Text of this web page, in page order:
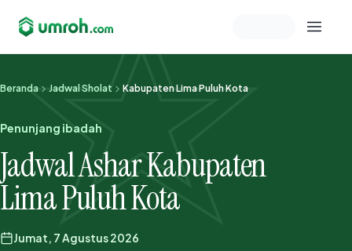
Memeriksa sesi akun
Beranda Jadwal Sholat Kabupaten Lima Puluh Kota
Penunjang ibadah
Jadwal Ashar Kabupaten
Lima Puluh Kota
Jumat, 7 Agustus 2026